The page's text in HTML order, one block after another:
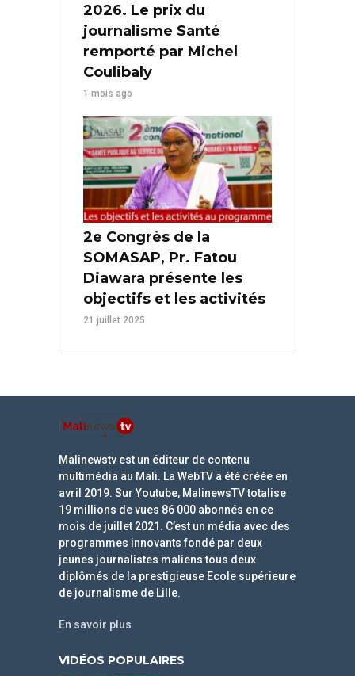
2026. Le prix du
journalisme Santé
remporté par Michel
Coulibaly
1 mois ago
2e Congrès de la
SOMASAP, Pr. Fatou
Diawara présente les
objectifs et les activités
21 juillet 2025
Malinewstv est un éditeur de contenu
multimédia au Mali. La WebTV a été créée en
avril 2019. Sur Youtube, MalinewsTV totalise
19 millions de vues 86 000 abonnés en ce
mois de juillet 2021. C’est un média avec des
programmes innovants fondé par deux
jeunes journalistes maliens tous deux
diplômés de la prestigieuse Ecole supérieure
de journalisme de Lille.
En savoir plus
VIDÉOS POPULAIRES